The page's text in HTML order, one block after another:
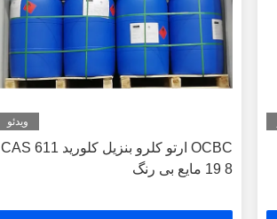
ویدئو
OCBC ارتو کلرو بنزیل کلورید CAS 611
19 8 مایع بی رنگ